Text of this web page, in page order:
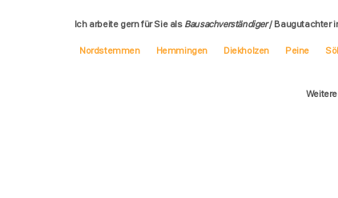
Ich arbeite gern für Sie als Bausachverständiger/ Baugutachter
Nordstemmen Hemmingen Diekholzen Peine